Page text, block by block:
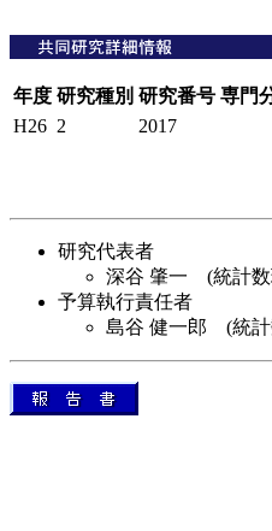
年度 研究種別 研究番号 専門
H26 2 2017
研究代表者
深谷 肇一 (統計数
予算執行責任者
島谷 健一郎 (統計